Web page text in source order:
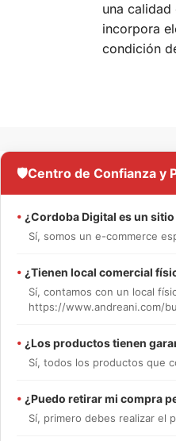
una
incorpora
condición
🛡️Centro de Confianza y
• ¿Cordoba Digital es un
Sí, somos un e-commerce
• ¿Tienen local comercial
Sí, contamos con un local
https://www.andreani.com/
• ¿Los productos tienen
Sí, todos los productos que
• ¿Puedo retirar mi compra
Sí, primero debes realizar el